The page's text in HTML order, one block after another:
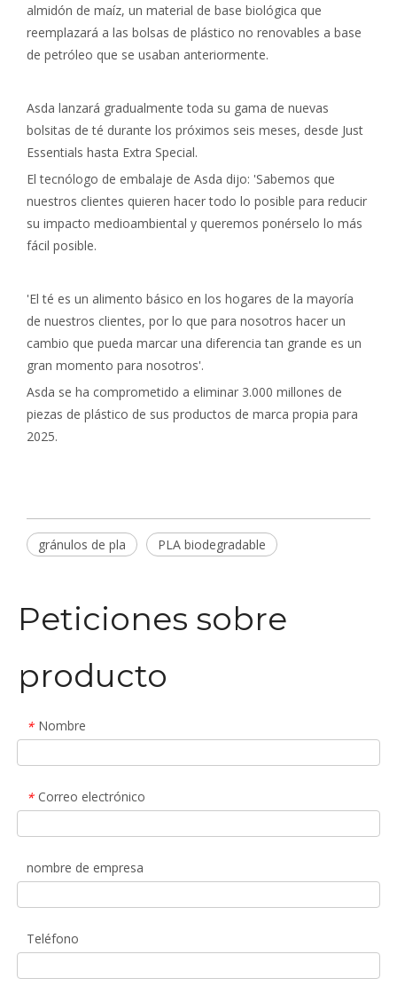
almidón de maíz, un material de base biológica que
reemplazará a las bolsas de plástico no renovables a base
de petróleo que se usaban anteriormente.
Asda lanzará gradualmente toda su gama de nuevas
bolsitas de té durante los próximos seis meses, desde Just
Essentials hasta Extra Special.
El tecnólogo de embalaje de Asda dijo: 'Sabemos que
nuestros clientes quieren hacer todo lo posible para reducir
su impacto medioambiental y queremos ponérselo lo más
fácil posible.
'El té es un alimento básico en los hogares de la mayoría
de nuestros clientes, por lo que para nosotros hacer un
cambio que pueda marcar una diferencia tan grande es un
gran momento para nosotros'.
Asda se ha comprometido a eliminar 3.000 millones de
piezas de plástico de sus productos de marca propia para
2025.
gránulos de pla PLA biodegradable
Peticiones sobre
producto
* Nombre
* Correo electrónico
nombre de empresa
Teléfono